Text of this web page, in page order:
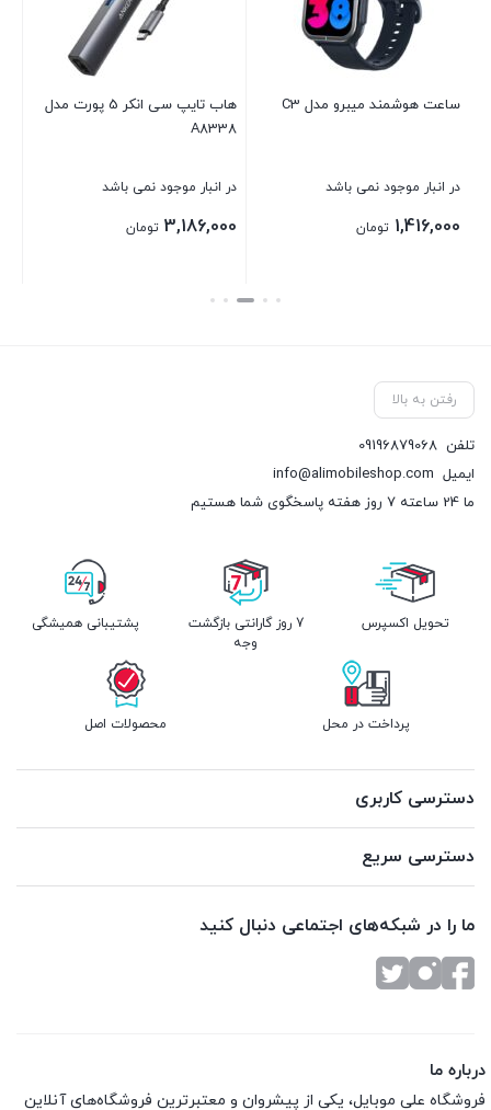
ساعت هوشمند میبرو مدل C3
در انبار موجود نمی باشد
1,416,000 تومان
هاب تایپ سی انکر 5 پورت مدل
A8338
در انبار موجود نمی باشد
3,186,000 تومان
بستن
رفتن به بالا
تلفن 09196879068
ایمیل info@alimobileshop.com
ما 24 ساعته 7 روز هفته پاسخگوی شما هستیم
تحویل اکسپرس
7 روز گارانتی بازگشت
وجه
پشتیبانی همیشگی
پرداخت در محل محصولات اصل
دسترسی کاربری
دسترسی سریع
ما را در شبکه‌های اجتماعی دنبال کنید
درباره ما
فروشگاه علی موبایل، یکی از پیشروان و معتبرترین فروشگاه‌های آنلاین